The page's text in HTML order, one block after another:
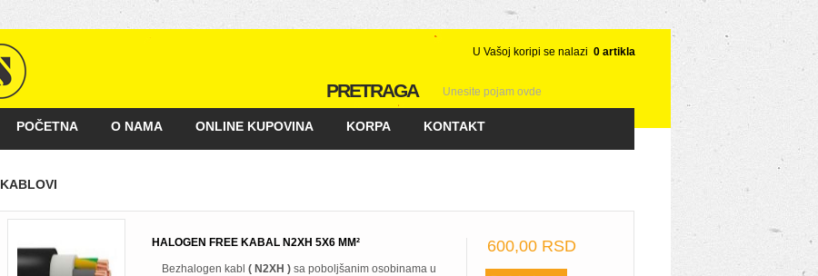
U Vašoj koripi se nalazi 0 artikla
PRETRAGA
POČETNA O NAMA ONLINE KUPOVINA KORPA KONTAKT
KABLOVI
600,00 RSD
HALOGEN FREE KABAL N2XH 5X6 MM²
Bezhalogen kabl ( N2XH ) sa poboljšanim osobinama u